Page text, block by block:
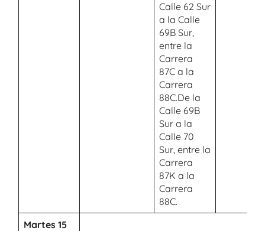
Calle 62 Sur
a la Calle
69B Sur,
entre la
Carrera
87C a la
Carrera
88C.De la
Calle 69B
Sur a la
Calle 70
Sur, entre la
Carrera
87K a la
Carrera
88C.
Martes 15